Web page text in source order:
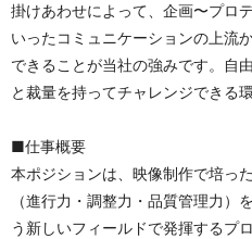
掛けあわせによって、企画〜プロ
いったコミュニケーションの上流
できることが当社の強みです。自
と裁量を持ってチャレンジできる
■仕事概要
本ポジションは、映像制作で培っ
（進行力・調整力・品質管理力
う新しいフィールドで発揮するプ